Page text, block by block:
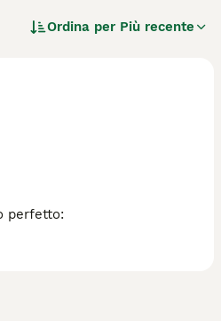
Ordina per Più recente
perfetto: